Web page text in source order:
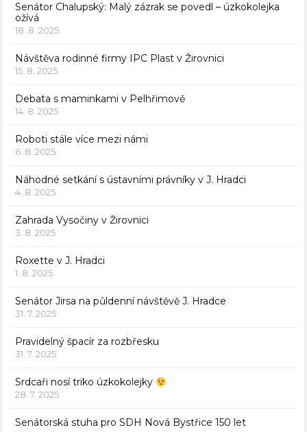
Senátor Chalupský: Malý zázrak se povedl – úzkokolejka
ožívá
18. 8. 2025
Návštěva rodinné firmy IPC Plast v Žirovnici
15. 8. 2025
Debata s maminkami v Pelhřimově
14. 8. 2025
Roboti stále více mezi námi
6. 8. 2025
Náhodné setkání s ústavními právníky v J. Hradci
4. 8. 2025
Zahrada Vysočiny v Žirovnici
3. 8. 2025
Roxette v J. Hradci
1. 8. 2025
Senátor Jirsa na půldenní návštěvě J. Hradce
31. 7. 2025
Pravidelný špacír za rozbřesku
31. 7. 2025
Srdcaři nosí triko úzkokolejky
28. 7. 2025
Senátorská stuha pro SDH Nová Bystřice 150 let